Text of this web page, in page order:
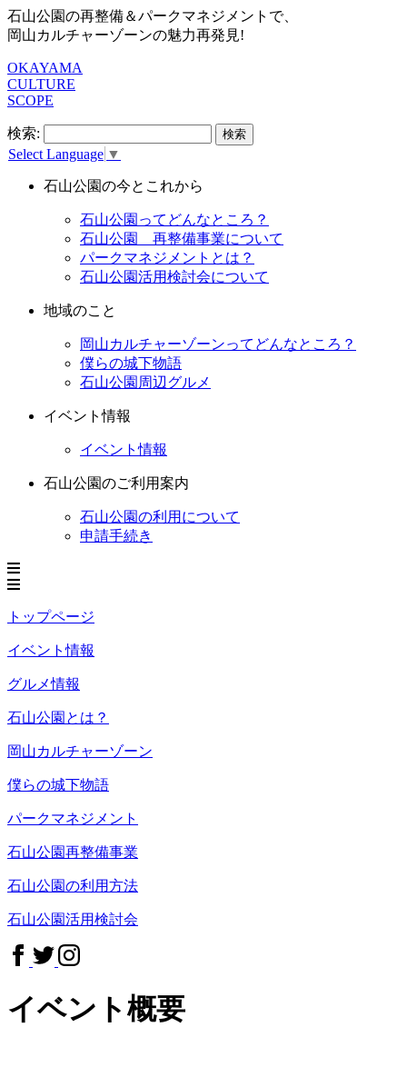
石山公園の再整備＆パークマネジメントで、
岡山カルチャーゾーンの魅力再発見!
OKAYAMA
CULTURE
SCOPE
検索:
Select Language ▼
石山公園の今とこれから
石山公園ってどんなところ？
石山公園 再整備事業について
パークマネジメントとは？
石山公園活用検討会について
地域のこと
岡山カルチャーゾーンってどんなところ？
僕らの城下物語
石山公園周辺グルメ
イベント情報
イベント情報
石山公園のご利用案内
石山公園の利用について
申請手続き
トップページ
イベント情報
グルメ情報
石山公園とは？
岡山カルチャーゾーン
僕らの城下物語
パークマネジメント
石山公園再整備事業
石山公園の利用方法
石山公園活用検討会
イベント概要